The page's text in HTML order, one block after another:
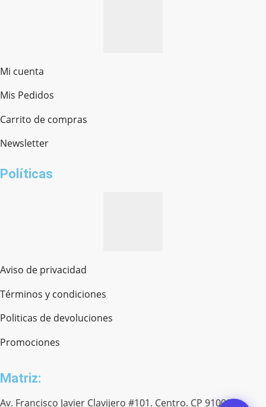
Mi cuenta
Mis Pedidos
Carrito de compras
Newsletter
Políticas
Aviso de privacidad
Términos y condiciones
Politicas de devoluciones
Promociones
Matriz:
Av. Francisco Javier Clavijero #101. Centro. CP 91000.